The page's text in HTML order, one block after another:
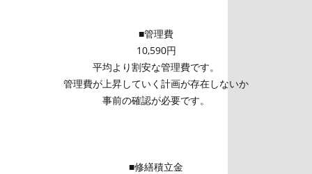
■管理費
10,590円
平均より割安な管理費です。
管理費が上昇していく計画が存在しないか
事前の確認が必要です。
■修繕積立金